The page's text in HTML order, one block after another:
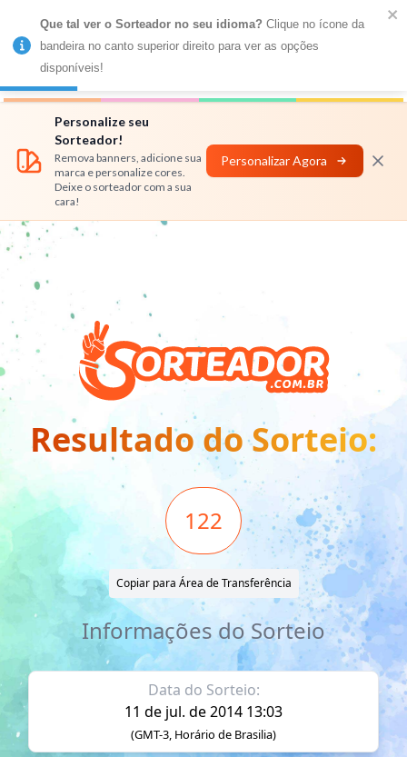
MENU
Números
Personalize seu
Sorteador!
Remova banners, adicione sua
marca e personalize cores.
Deixe o sorteador com a sua
cara!
Personalizar Agora
Resultado do Sorteio:
122
Copiar para Área de Transferência
Informações do Sorteio
Data do Sorteio:
11 de jul. de 2014 13:03
(GMT-3, Horário de Brasilia)
Que tal ver o Sorteador no seu idioma? Clique no ícone da
bandeira no canto superior direito para ver as opções
disponíveis!